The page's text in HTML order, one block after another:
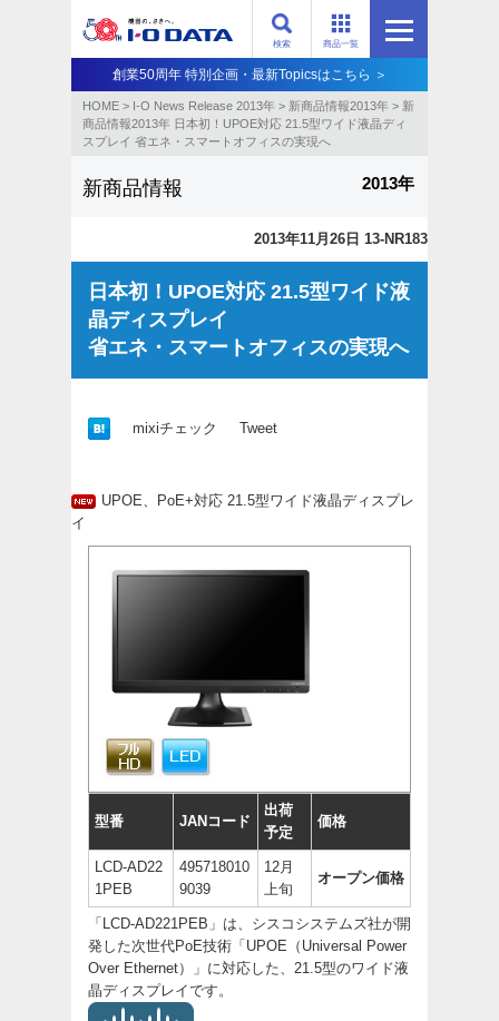
商品一覧
検索
創業50周年 特別企画・最新Topicsはこちら ＞
HOME > I-O News Release 2013年 > 新商品情報2013年 > 新
商品情報2013年 日本初！UPOE対応 21.5型ワイド液晶ディ
スプレイ 省エネ・スマートオフィスの実現へ
新商品情報 2013年
2013年11月26日 13-NR183
日本初！UPOE対応 21.5型ワイド液
晶ディスプレイ
省エネ・スマートオフィスの実現へ
mixiチェック Tweet
UPOE、PoE+対応 21.5型ワイド液晶ディスプレ
イ
型番 JANコード
出荷
予定
価格
LCD-AD22
1PEB
495718010
9039
12月
上旬
オープン価格
「LCD-AD221PEB」は、シスコシステムズ社が開
発した次世代PoE技術「UPOE（Universal Power
Over Ethernet）」に対応した、21.5型のワイド液
晶ディスプレイです。